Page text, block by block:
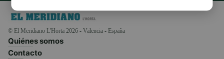
© El Meridiano L'Horta 2026 - Valencia - España
Quiénes somos
Contacto